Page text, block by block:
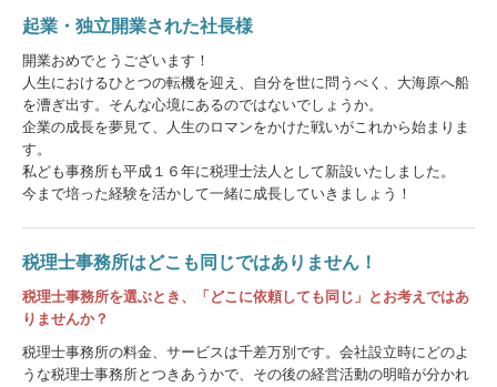
経営者オススメ情報
Q&A経営相談
税務Q&A
お問合せ
起業・独立開業された社長様
開業おめでとうございます！
人生におけるひとつの転機を迎え、自分を世に問うべく、大海原へ船
を漕ぎ出す。そんな心境にあるのではないでしょうか。
企業の成長を夢見て、人生のロマンをかけた戦いがこれから始まりま
す。
私ども事務所も平成１６年に税理士法人として新設いたしました。
今まで培った経験を活かして一緒に成長していきましょう！
税理士事務所はどこも同じではありません！
税理士事務所を選ぶとき、「どこに依頼しても同じ」とお考えではあ
りませんか？
税理士事務所の料金、サービスは千差万別です。会社設立時にどのよ
うな税理士事務所とつきあうかで、その後の経営活動の明暗が分かれ